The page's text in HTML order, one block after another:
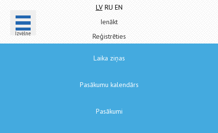
Izvēlne
LV RU EN
Ienākt
Reģistrēties
Laika ziņas
Pasākumu kalendārs
Pasākumi